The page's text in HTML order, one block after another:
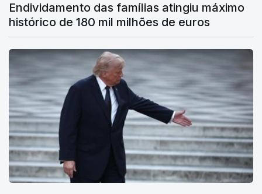
Endividamento das famílias atingiu máximo
histórico de 180 mil milhões de euros